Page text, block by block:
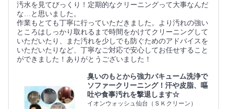
汚水を見てびっくり！定期的なクリーニングって大事なんだ
な…と思いました。
作業もとても丁寧に行っていただきました。より汚れの強い
ところはしっかり取れるまで時間をかけてクリーニングして
いただいたり、また汚れを少しでも防ぐためのアドバイスを
いただいたりなど、丁寧なご対応で安心してお任せすること
ができました！ありがとうございました！
臭いのもとから強力バキューム洗浄で
ソファークリーニング！汗や皮脂、嘔
吐や食事汚れを撃退します☆
イオンウォッシュ仙台（ＳＫクリーン）